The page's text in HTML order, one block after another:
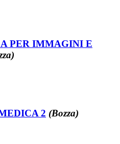
PER IMMAGINI E
2 (Bozza)